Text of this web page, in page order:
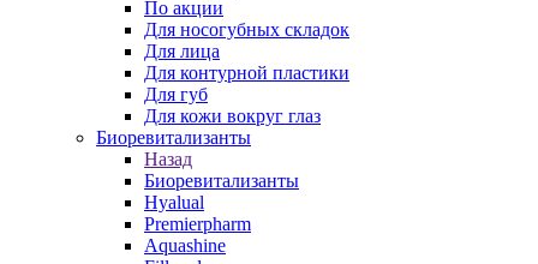
По акции
Для носогубных складок
Для лица
Для контурной пластики
Для губ
Для кожи вокруг глаз
Биоревитализанты
Назад
Биоревитализанты
Hyalual
Premierpharm
Aquashine